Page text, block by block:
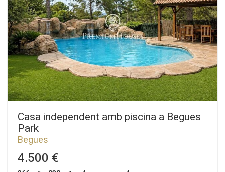
Casa independent amb piscina a Begues
Park
Begues
4.500 €